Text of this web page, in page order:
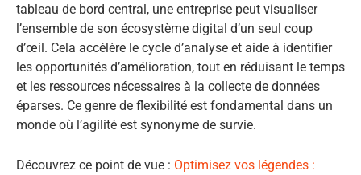
tableau de bord central, une entreprise peut visualiser
l’ensemble de son écosystème digital d’un seul coup
d’œil. Cela accélère le cycle d’analyse et aide à identifier
les opportunités d’amélioration, tout en réduisant le temps
et les ressources nécessaires à la collecte de données
éparses. Ce genre de flexibilité est fondamental dans un
monde où l’agilité est synonyme de survie.
Découvrez ce point de vue : Optimisez vos légendes :